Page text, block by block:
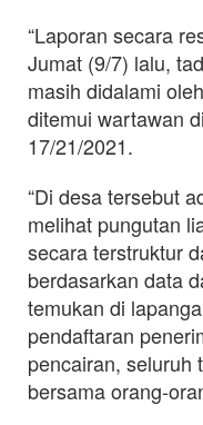
“Laporan secara
Jumat (9/7) lalu,
masih didalami
ditemui wartawan
17/21/2021.
“Di desa tersebut
melihat pungutan
secara terstruktur
berdasarkan data
temukan di
pendaftaran
pencairan, seluruh
bersama orang-